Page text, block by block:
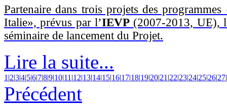
Partenaire dans trois projets des
Italie», prévus par l’IEVP (2007-2013, UE),
séminaire de lancement du Projet.
Lire la suite...
1 |2|3|4|5|6|7|8|9|10|11 |12|13|14|15|16|17|18|19|20|21 |22|23|24|25|26|27|
Précédent